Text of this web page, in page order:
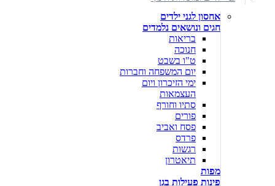
אחסון לגני ילדים
חגים ונושאים נלמדים
בריאות
חנוכה
ט"ו בשבט
יום המשפחה וחברות
ימי הזיכרון ויום
העצמאות
סתיו וחורף
פורים
פסח ואביב
פרדס
רגשות
תיאטרון
מפות
פינות פעילות בגן